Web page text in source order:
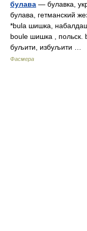
булава — булавка,
булава, гетманский
*bula шишка,
boule шишка , польск.
буљити, избуљити …
Фасмера